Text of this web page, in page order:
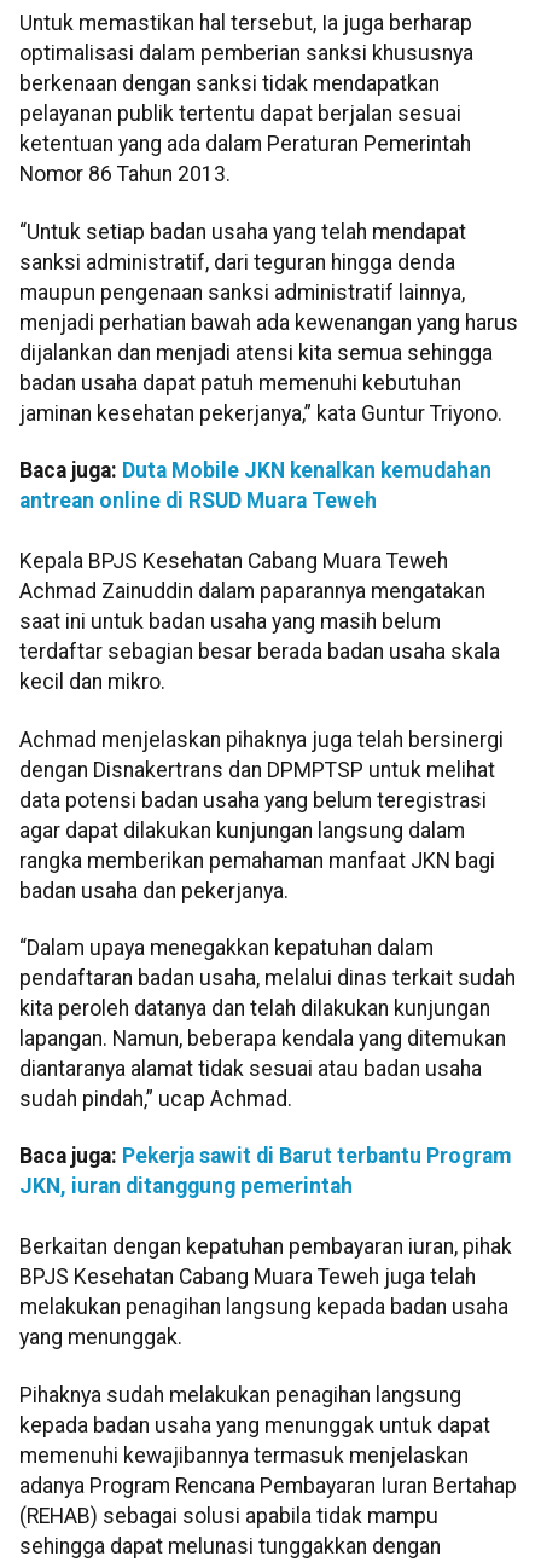
Untuk memastikan hal tersebut, Ia juga berharap
optimalisasi dalam pemberian sanksi khususnya
berkenaan dengan sanksi tidak mendapatkan
pelayanan publik tertentu dapat berjalan sesuai
ketentuan yang ada dalam Peraturan Pemerintah
Nomor 86 Tahun 2013.
“Untuk setiap badan usaha yang telah mendapat
sanksi administratif, dari teguran hingga denda
maupun pengenaan sanksi administratif lainnya,
menjadi perhatian bawah ada kewenangan yang harus
dijalankan dan menjadi atensi kita semua sehingga
badan usaha dapat patuh memenuhi kebutuhan
jaminan kesehatan pekerjanya,” kata Guntur Triyono.
Baca juga: Duta Mobile JKN kenalkan kemudahan
antrean online di RSUD Muara Teweh
Kepala BPJS Kesehatan Cabang Muara Teweh
Achmad Zainuddin dalam paparannya mengatakan
saat ini untuk badan usaha yang masih belum
terdaftar sebagian besar berada badan usaha skala
kecil dan mikro.
Achmad menjelaskan pihaknya juga telah bersinergi
dengan Disnakertrans dan DPMPTSP untuk melihat
data potensi badan usaha yang belum teregistrasi
agar dapat dilakukan kunjungan langsung dalam
rangka memberikan pemahaman manfaat JKN bagi
badan usaha dan pekerjanya.
“Dalam upaya menegakkan kepatuhan dalam
pendaftaran badan usaha, melalui dinas terkait sudah
kita peroleh datanya dan telah dilakukan kunjungan
lapangan. Namun, beberapa kendala yang ditemukan
diantaranya alamat tidak sesuai atau badan usaha
sudah pindah,” ucap Achmad.
Baca juga: Pekerja sawit di Barut terbantu Program
JKN, iuran ditanggung pemerintah
Berkaitan dengan kepatuhan pembayaran iuran, pihak
BPJS Kesehatan Cabang Muara Teweh juga telah
melakukan penagihan langsung kepada badan usaha
yang menunggak.
Pihaknya sudah melakukan penagihan langsung
kepada badan usaha yang menunggak untuk dapat
memenuhi kewajibannya termasuk menjelaskan
adanya Program Rencana Pembayaran Iuran Bertahap
(REHAB) sebagai solusi apabila tidak mampu
sehingga dapat melunasi tunggakkan dengan